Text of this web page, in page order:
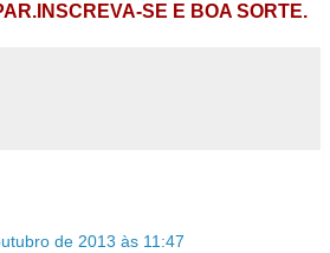
SE E BOA SORTE.
de 2013 às 11:47